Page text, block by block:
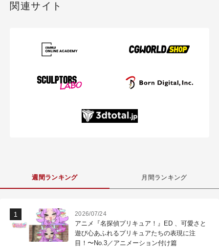
関連サイト
週間ランキング 月間ランキング
2026/07/24
アニメ『名探偵プリキュア！』ED 、可愛さと
遊び心あふれるプリキュアたちの表現に注
目！〜No.3／アニメーション付け篇